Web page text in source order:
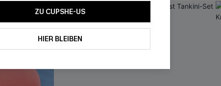
ZU CUPSHE-US
HIER BLEIBEN